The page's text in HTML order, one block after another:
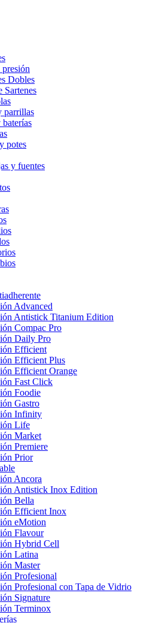
Dobles
Sartenes
parrillas
potes
y fuentes
Advanced
Antistick Titanium Edition
Compac Pro
Daily Pro
Efficient
Efficient Plus
Efficient Orange
Fast Click
Foodie
Gastro
Infinity
Life
Market
Premiere
Prior
Ancora
Antistick Inox Edition
Bella
Efficient Inox
eMotion
Flavour
Hybrid Cell
Latina
Master
Profesional
Profesional con Tapa de Vidrio
Signature
Terminox